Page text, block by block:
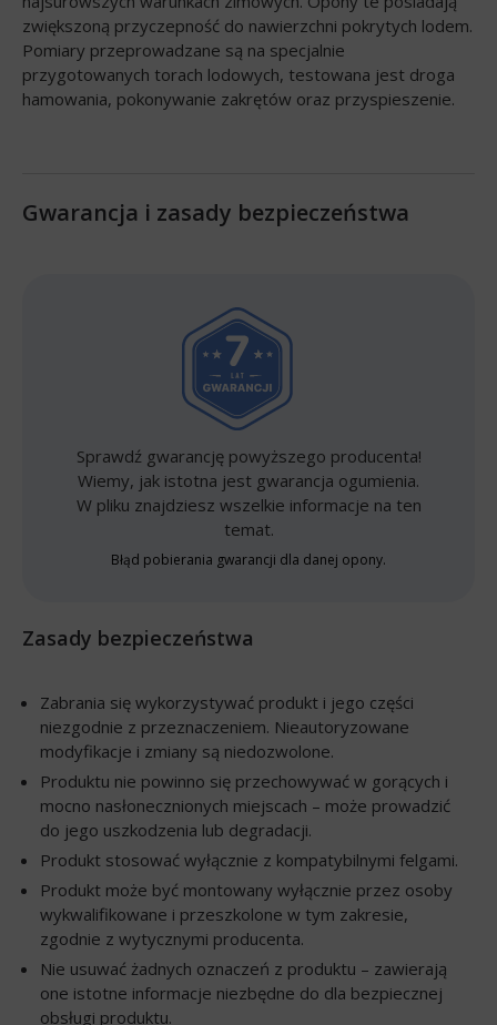
zwiększoną przyczepność do nawierzchni pokrytych lodem.
Pomiary przeprowadzane są na specjalnie
przygotowanych torach lodowych, testowana jest droga
hamowania, pokonywanie zakrętów oraz przyspieszenie.
Gwarancja i zasady bezpieczeństwa
Sprawdź gwarancję powyższego producenta!
Wiemy, jak istotna jest gwarancja ogumienia.
W pliku znajdziesz wszelkie informacje na ten
temat.
Błąd pobierania gwarancji dla danej opony.
Zasady bezpieczeństwa
Zabrania się wykorzystywać produkt i jego części
niezgodnie z przeznaczeniem. Nieautoryzowane
modyfikacje i zmiany są niedozwolone.
Produktu nie powinno się przechowywać w gorących i
mocno nasłonecznionych miejscach – może prowadzić
do jego uszkodzenia lub degradacji.
Produkt stosować wyłącznie z kompatybilnymi felgami.
Produkt może być montowany wyłącznie przez osoby
wykwalifikowane i przeszkolone w tym zakresie,
zgodnie z wytycznymi producenta.
Nie usuwać żadnych oznaczeń z produktu – zawierają
one istotne informacje niezbędne do dla bezpiecznej
obsługi produktu.